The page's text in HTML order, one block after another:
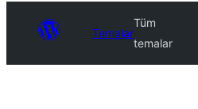
Temalar
Tüm
temalar